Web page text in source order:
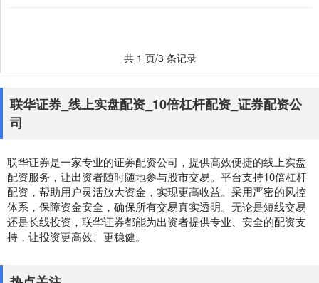
共 1 页/3 条记录
联华证券_线上实盘配资_10倍杠杆配资_证券配资公
司
联华证券是一家专业的证券配资公司，提供高效便捷的线上实盘
配资服务，让出资者随时随地参与股市交易。平台支持10倍杠杆
配资，帮助用户灵活放大资金，实现更高收益。采用严密的风控
体系，保障资金安全，确保所有交易真实透明。无论是短线交易
还是长线投资，联华证券都能为出资者提供专业、安全的配资支
持，让投资更高效、更稳健。